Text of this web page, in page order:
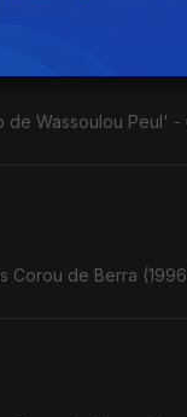
Wassoulou Peul' -
Corou de Berra